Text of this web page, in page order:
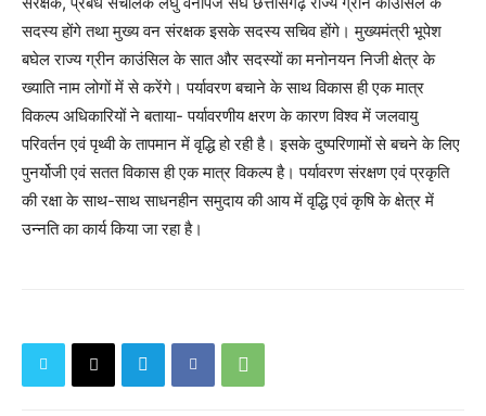
सदस्य होंगे तथा मुख्य वन संरक्षक इसके सदस्य सचिव होंगे। मुख्यमंत्री भूपेश
बघेल राज्य ग्रीन काउंसिल के सात और सदस्यों का मनोनयन निजी क्षेत्र के
ख्याति नाम लोगों में से करेंगे। पर्यावरण बचाने के साथ विकास ही एक मात्र
विकल्प अधिकारियों ने बताया- पर्यावरणीय क्षरण के कारण विश्व में जलवायु
परिवर्तन एवं पृथ्वी के तापमान में वृद्धि हो रही है। इसके दुष्परिणामों से बचने के लिए
पुनर्योजी एवं सतत विकास ही एक मात्र विकल्प है। पर्यावरण संरक्षण एवं प्रकृति
की रक्षा के साथ-साथ साधनहीन समुदाय की आय में वृद्धि एवं कृषि के क्षेत्र में
उन्नति का कार्य किया जा रहा है।